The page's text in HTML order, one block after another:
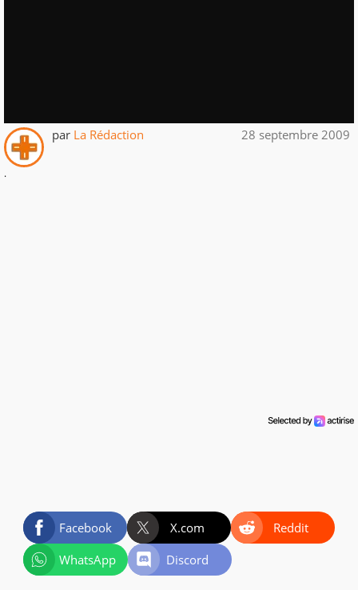
par La Rédaction 28 septembre 2009
.
Facebook X.com
Reddit
WhatsApp
Discord